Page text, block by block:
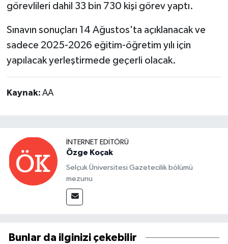
görevlileri dahil 33 bin 730 kişi görev yaptı.
Sınavın sonuçları 14 Ağustos'ta açıklanacak ve
sadece 2025-2026 eğitim-öğretim yılı için
yapılacak yerleştirmede geçerli olacak.
Kaynak: AA
İNTERNET EDITÖRÜ
Özge Koçak
Selçuk Üniversitesi Gazetecilik bölümü
mezunu
Bunlar da ilginizi çekebilir